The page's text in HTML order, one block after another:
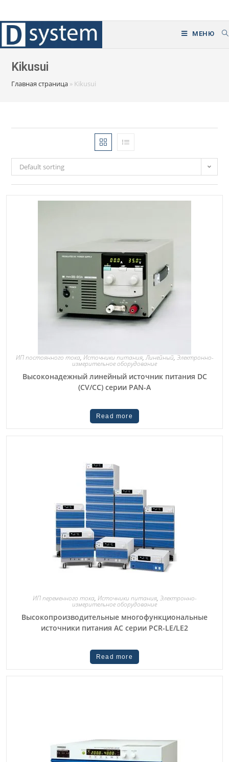
к
содержимому
МЕНЮ
Kikusui
Главная страница » Kikusui
Default sorting
ИП постоянного тока,Источники питания,Линейный,Электронно-
измерительное оборудование
Высоконадежный линейный источник питания DC
(CV/CC) серии PAN-A
Read more
ИП переменного тока, Источники питания, Электронно-
измерительное оборудование
Высокопроизводительные многофункциональные
источники питания AC серии PCR-LE/LE2
Read more